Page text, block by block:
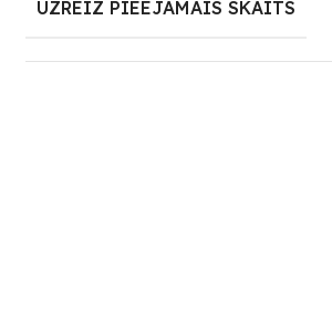
UZREIZ PIEEJAMAIS SKAITS